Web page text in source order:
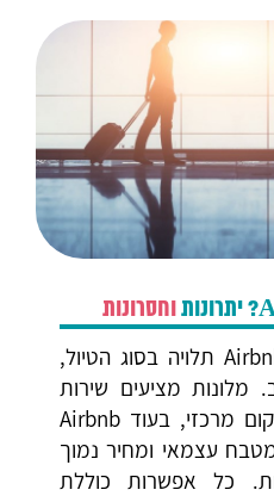
וחסרונות
הבחירה בין מלון לבין Airbnb תלויה בסוג הטיול,
מלונות מציעים שירות
אחיד, נוחות מיידית ומיקום מרכזי, בעוד Airbnb
עצמאי ומחיר נמוך
כל אפשרות כוללת